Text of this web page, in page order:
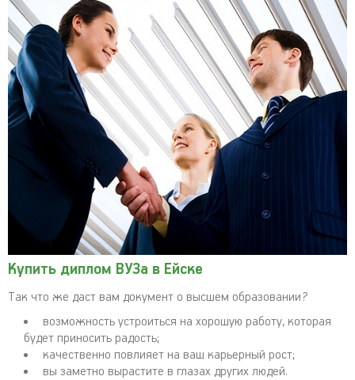
Купить диплом ВУЗа в Ейске
Так что же даст вам документ о высшем образовании?
возможность устроиться на хорошую работу, которая
будет приносить радость;
качественно повлияет на ваш карьерный рост;
вы заметно вырастите в глазах других людей.